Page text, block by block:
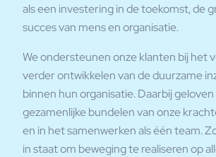
als een investering in de toekomst, de
succes van mens en organisatie.
We ondersteunen onze klanten bij het
verder ontwikkelen van de duurzame
binnen hun organisatie. Daarbij
gezamenlijke bundelen van onze
en in het samenwerken als één team.
in staat om beweging te realiseren op